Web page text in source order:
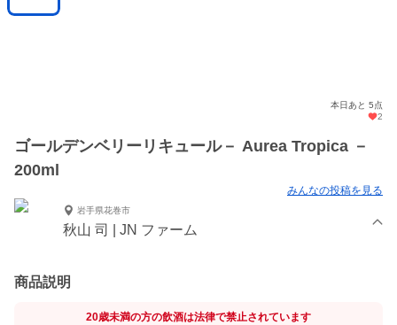
本日あと 5点
2
ゴールデンベリーリキュール－ Aurea Tropica －
200ml
みんなの投稿を見る
岩手県花巻市
秋山 司 | JN ファーム
商品説明
20歳未満の方の飲酒は法律で禁止されています